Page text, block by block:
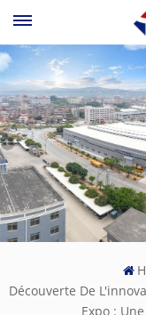
Découverte De
Expo :